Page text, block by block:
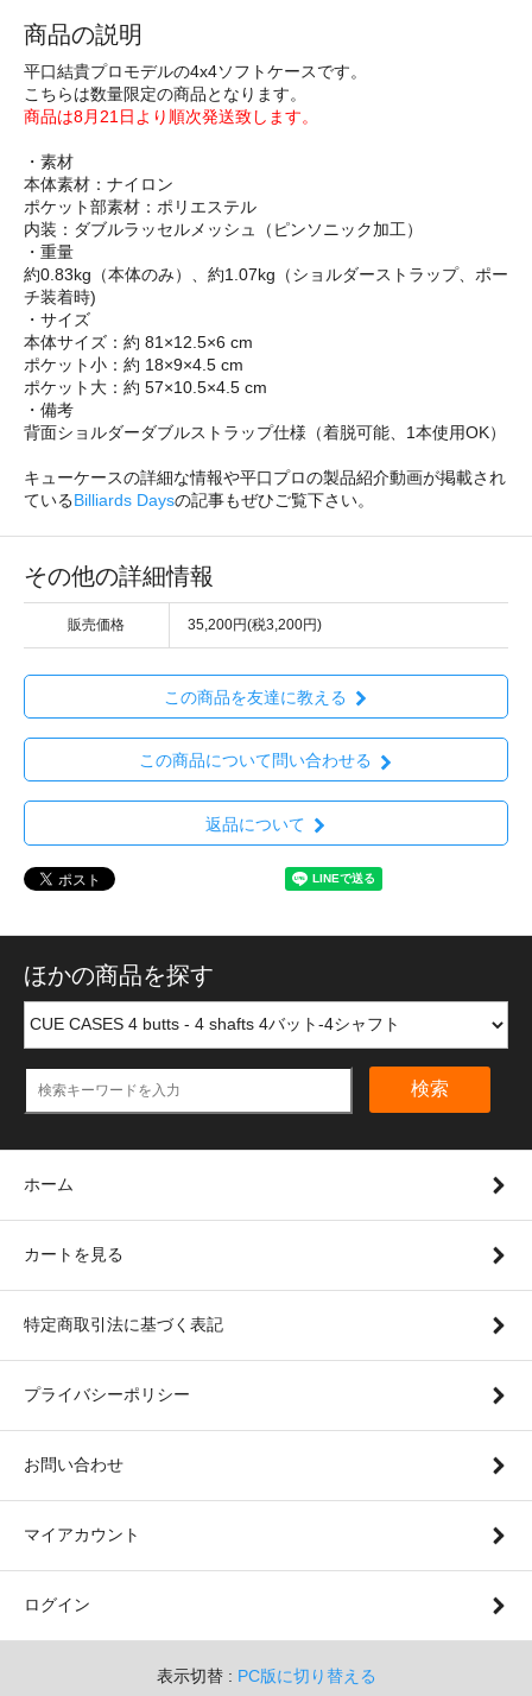
商品の説明
平口結貴プロモデルの4x4ソフトケースです。
こちらは数量限定の商品となります。
商品は8月21日より順次発送致します。
・素材
本体素材：ナイロン
ポケット部素材：ポリエステル
内装：ダブルラッセルメッシュ（ピンソニック加工）
・重量
約0.83kg（本体のみ）、約1.07kg（ショルダーストラップ、ポー
チ装着時)
・サイズ
本体サイズ：約 81×12.5×6 cm
ポケット小：約 18×9×4.5 cm
ポケット大：約 57×10.5×4.5 cm
・備考
背面ショルダーダブルストラップ仕様（着脱可能、1本使用OK）
キューケースの詳細な情報や平口プロの製品紹介動画が掲載され
ているBilliards Daysの記事もぜひご覧下さい。
その他の詳細情報
販売価格 35,200円(税3,200円)
この商品を友達に教える
この商品について問い合わせる
返品について
ほかの商品を探す
検索
ホーム
カートを見る
特定商取引法に基づく表記
プライバシーポリシー
お問い合わせ
マイアカウント
ログイン
表示切替 : PC版に切り替える